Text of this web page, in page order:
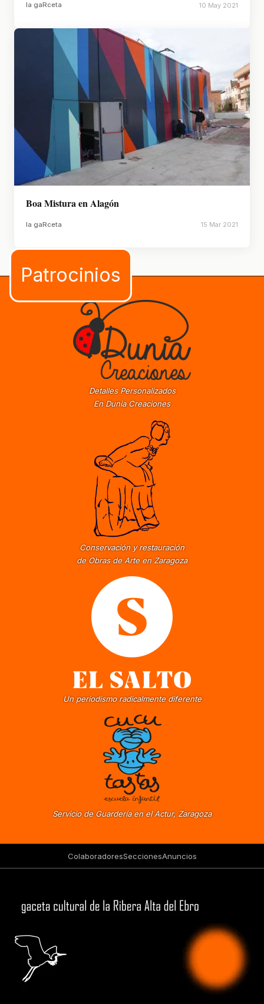
la gaRceta 10 May 2021
Boa Mistura en Alagón
la gaRceta 15 Mar 2021
Detalles Personalizados
En Dunia Creaciones
Conservación y restauración
de Obras de Arte en Zaragoza
Un periodismo radicalmente diferente
Servicio de Guardería en el Actur, Zaragoza
ColaboradoresSeccionesAnuncios